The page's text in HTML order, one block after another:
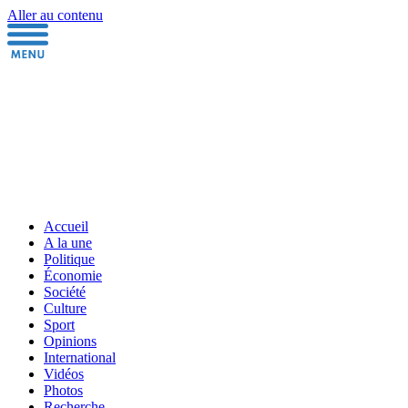
Aller au contenu
Accueil
A la une
Politique
Économie
Société
Culture
Sport
Opinions
International
Vidéos
Photos